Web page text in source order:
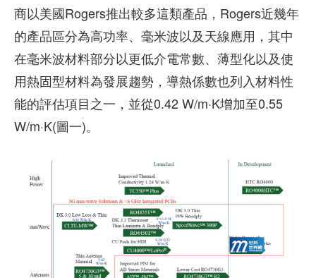
商以美國Rogers推出較多這類產品，Rogers近幾年
的產品區分為高功率、毫米波以及天線應用，其中
在毫米波材料部分以更低介電常數、薄型化以及使
用熱固型材料為發展趨勢，導熱係數也列入材料性
能的評估項目之一，並從0.42 W/m·K增加至0.55
W/m·K(圖一)。